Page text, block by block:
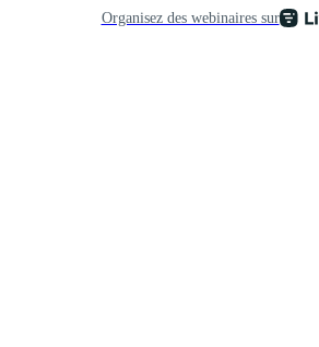
Organisez des webinaires sur